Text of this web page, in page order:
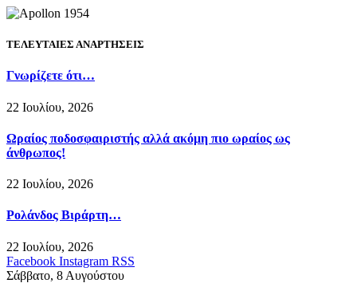
ΤΕΛΕΥΤΑΙΕΣ ΑΝΑΡΤΗΣΕΙΣ
Γνωρίζετε ότι…
22 Ιουλίου, 2026
Ωραίος ποδοσφαιριστής αλλά ακόμη πιο ωραίος ως
άνθρωπος!
22 Ιουλίου, 2026
Ρολάνδος Βιράρτη…
22 Ιουλίου, 2026
Facebook Instagram RSS
Σάββατο, 8 Αυγούστου